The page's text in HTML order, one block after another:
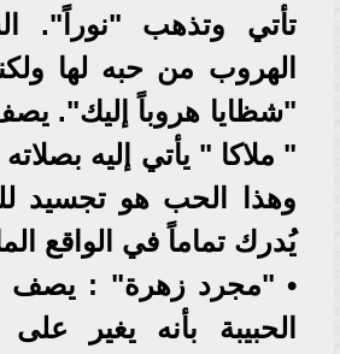
تأتي وتذهب "نوراً".
الهروب من حبه لها
"شظايا هروباً إليك". يصف
" ملاكا " يأتي إليه بصلاته
وهذا الحب هو تجسيد
يُدرك تماماً في الواقع
• "مجرد زهرة" : يصف
الحبيبة بأنه يغير